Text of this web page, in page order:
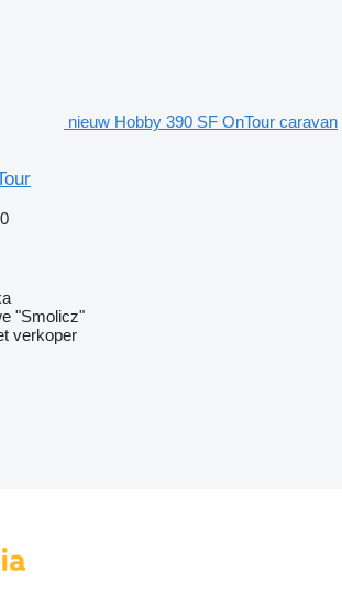
nieuw Hobby 390 SF OnTour caravan
"Smolicz"
verkoper